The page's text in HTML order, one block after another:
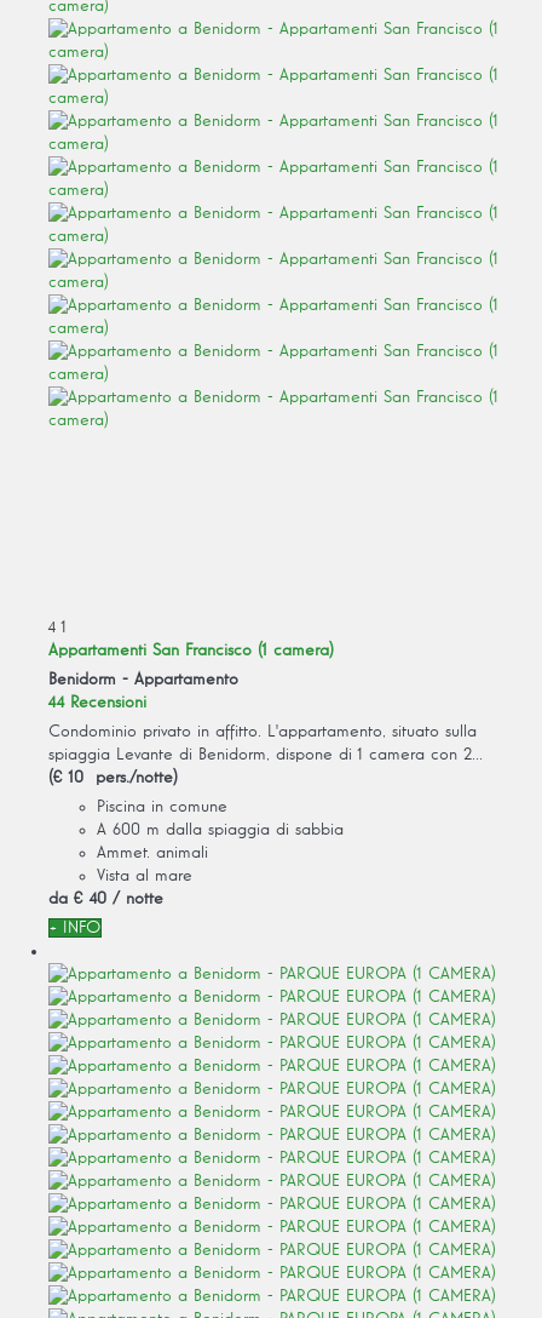
4 1
Appartamenti San Francisco (1 camera)
Benidorm - Appartamento
44 Recensioni
Condominio privato in affitto. L'appartamento, situato sulla
spiaggia Levante di Benidorm, dispone di 1 camera con 2...
(€ 10 pers./notte)
Piscina in comune
A 600 m dalla spiaggia di sabbia
Ammet. animali
Vista al mare
da € 40 / notte
+ INFO